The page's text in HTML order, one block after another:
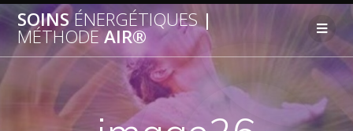
SOINSÉNERGÉTIQUES|
MÉTHODEAIR®